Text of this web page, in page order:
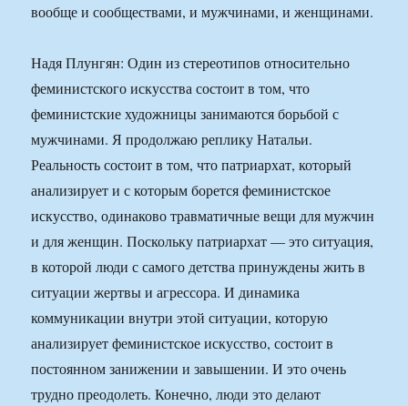
вообще и сообществами, и мужчинами, и женщинами.
Надя Плунгян: Один из стереотипов относительно
феминистского искусства состоит в том, что
феминистские художницы занимаются борьбой с
мужчинами. Я продолжаю реплику Натальи.
Реальность состоит в том, что патриархат, который
анализирует и с которым борется феминистское
искусство, одинаково травматичные вещи для мужчин
и для женщин. Поскольку патриархат — это ситуация,
в которой люди с самого детства принуждены жить в
ситуации жертвы и агрессора. И динамика
коммуникации внутри этой ситуации, которую
анализирует феминистское искусство, состоит в
постоянном занижении и завышении. И это очень
трудно преодолеть. Конечно, люди это делают